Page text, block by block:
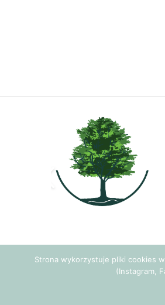
Strona wykorzystuje pliki cookies
(Instagram,